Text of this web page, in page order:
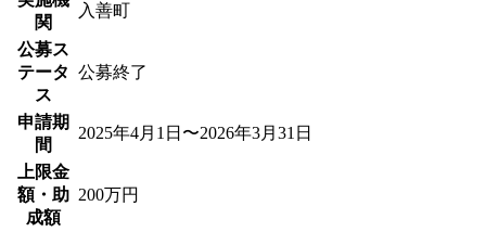
関
入善町
公募ス
テータ
ス
公募終了
申請期
間
2025年4月1日〜2026年3月31日
上限金
額・助
成額
200万円